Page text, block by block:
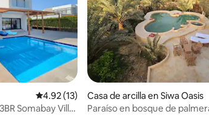
Calificación promedio: 4.92 de 5; 13
4.92 (13)
Somabay Villa
Casa de arcilla en Siwa Oasis
Paraíso en bosque de